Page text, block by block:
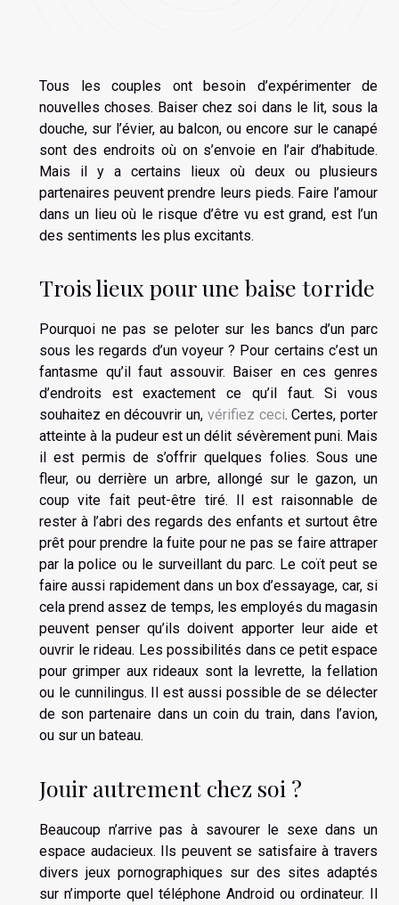
Tous les couples ont besoin d’expérimenter de
nouvelles choses. Baiser chez soi dans le lit, sous la
douche, sur l’évier, au balcon, ou encore sur le canapé
sont des endroits où on s’envoie en l’air d’habitude.
Mais il y a certains lieux où deux ou plusieurs
partenaires peuvent prendre leurs pieds. Faire l’amour
dans un lieu où le risque d’être vu est grand, est l’un
des sentiments les plus excitants.
Trois lieux pour une baise torride
Pourquoi ne pas se peloter sur les bancs d’un parc
sous les regards d’un voyeur ? Pour certains c’est un
fantasme qu’il faut assouvir. Baiser en ces genres
d’endroits est exactement ce qu’il faut. Si vous
souhaitez en découvrir un, vérifiez ceci. Certes, porter
atteinte à la pudeur est un délit sévèrement puni. Mais
il est permis de s’offrir quelques folies. Sous une
fleur, ou derrière un arbre, allongé sur le gazon, un
coup vite fait peut-être tiré. Il est raisonnable de
rester à l’abri des regards des enfants et surtout être
prêt pour prendre la fuite pour ne pas se faire attraper
par la police ou le surveillant du parc. Le coït peut se
faire aussi rapidement dans un box d’essayage, car, si
cela prend assez de temps, les employés du magasin
peuvent penser qu’ils doivent apporter leur aide et
ouvrir le rideau. Les possibilités dans ce petit espace
pour grimper aux rideaux sont la levrette, la fellation
ou le cunnilingus. Il est aussi possible de se délecter
de son partenaire dans un coin du train, dans l’avion,
ou sur un bateau.
Jouir autrement chez soi ?
Beaucoup n’arrive pas à savourer le sexe dans un
espace audacieux. Ils peuvent se satisfaire à travers
divers jeux pornographiques sur des sites adaptés
sur n’importe quel téléphone Android ou ordinateur. Il